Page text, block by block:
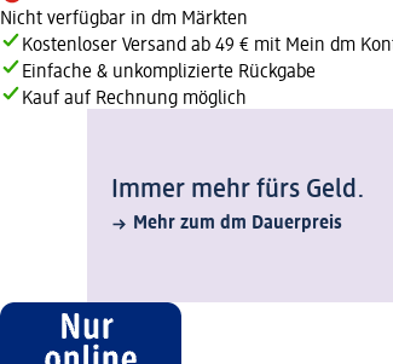
Nicht verfügbar in dm Märkten
Kostenloser Versand ab 49 € mit Mein dm
Einfache & unkomplizierte Rückgabe
Kauf auf Rechnung möglich
Immer mehr fürs Geld.
Mehr zum dm Dauerpreis